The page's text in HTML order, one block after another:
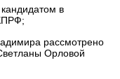
в
рассмотрено
Орловой